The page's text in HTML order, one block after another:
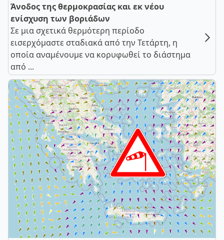
Άνοδος της θερμοκρασίας και εκ νέου
ενίσχυση των βοριάδων
Σε μια σχετικά θερμότερη περίοδο
εισερχόμαστε σταδιακά από την Τετάρτη, η
οποία αναμένουμε να κορυφωθεί το διάστημα
από ...